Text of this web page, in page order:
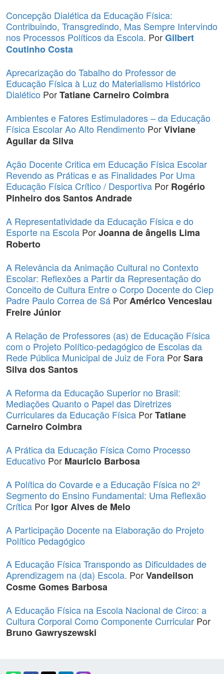
Concepção Dialética da Educação Física:
Contribuindo, Transgredindo, Mas Sempre Intervindo
nos Processos Políticos da Escola. PorGilbert
Coutinho Costa
Aprecarização do Tabalho do Professor de
Educação Física à Luz do Materialismo Histórico
Dialético PorTatiane Carneiro Coimbra
Ambientes e Fatores Estimuladores – da Educação
Física Escolar Ao Alto Rendimento PorViviane
Aguilar da Silva
Ação Docente Critica em Educação Física Escolar
Revendo as Práticas e as Finalidades Por Uma
Educação Física Crítico / Desportiva Por Rogério
Pinheiro dos Santos Andrade
A Representatividade da Educação Física e do
Esporte na Escola PorJoanna de ângelis Lima
Roberto
A Relevância da Animação Cultural no Contexto
Escolar: Reflexões a Partir da Representação do
Conceito de Cultura Entre o Corpo Docente do Ciep
Padre Paulo Correa de Sá PorAmérico Venceslau
Freire Júnior
A Relação de Professores (as) de Educação Física
com o Projeto Político-pedagógico de Escolas da
Rede Pública Municipal de Juiz de Fora PorSara
Silva dos Santos
A Reforma da Educação Superior no Brasil:
Mediações Quanto o Papel das Diretrizes
Curriculares da Educação Física PorTatiane
Carneiro Coimbra
A Prática da Educação Física Como Processo
Educativo Por Mauricio Barbosa
A Política do Covarde e a Educação Física no 2º
Segmento do Ensino Fundamental: Uma Reflexão
Crítica Por Igor Alves de Melo
A Participação Docente na Elaboração do Projeto
Político Pedagógico
A Educação Física Transpondo as Dificuldades de
Aprendizagem na (da) Escola. PorVandeilson
Cosme Gomes Barbosa
A Educação Física na Escola Nacional de Circo: a
Cultura Corporal Como Componente Curricular Por
Bruno Gawryszewski